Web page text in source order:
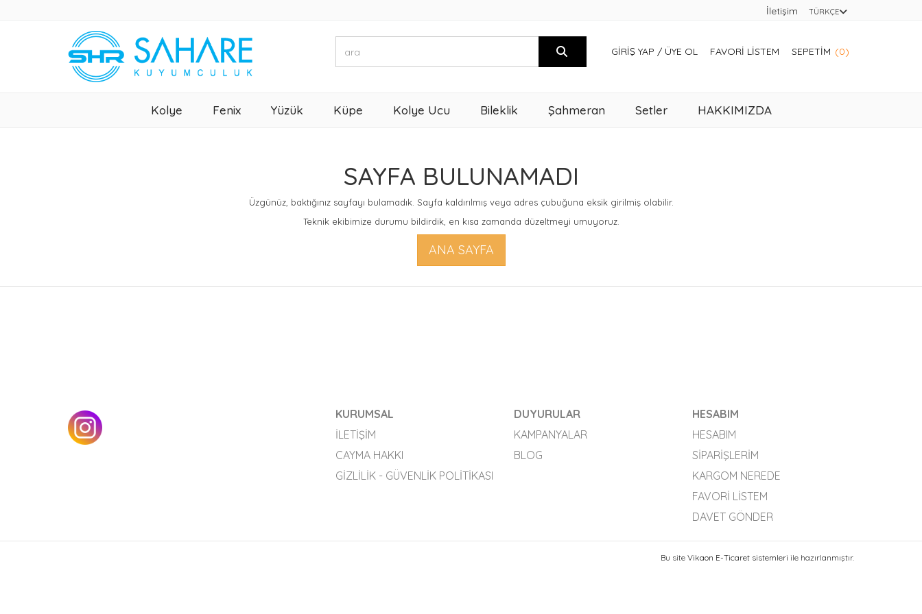
İletişim TÜRKÇE
GIRIŞ YAP / ÜYE OL FAVORI LISTEM SEPETIM (0)
Kolye Fenix Yüzük Küpe Kolye Ucu Bileklik Şahmeran Setler HAKKIMIZDA
SAYFA BULUNAMADI
Üzgünüz, baktığınız sayfayı bulamadık. Sayfa kaldırılmış veya adres çubuğuna eksik girilmiş olabilir.
Teknik ekibimize durumu bildirdik, en kısa zamanda düzeltmeyi umuyoruz.
ANA SAYFA
KURUMSAL
İLETIŞIM
CAYMA HAKKI
GIZLILIK - GÜVENLIK POLITIKASI
DUYURULAR
KAMPANYALAR
BLOG
HESABIM
HESABIM
SIPARIŞLERIM
KARGOM NEREDE
FAVORI LISTEM
DAVET GÖNDER
Bu site Vikaon E-Ticaret sistemleri ile hazırlanmıştır.